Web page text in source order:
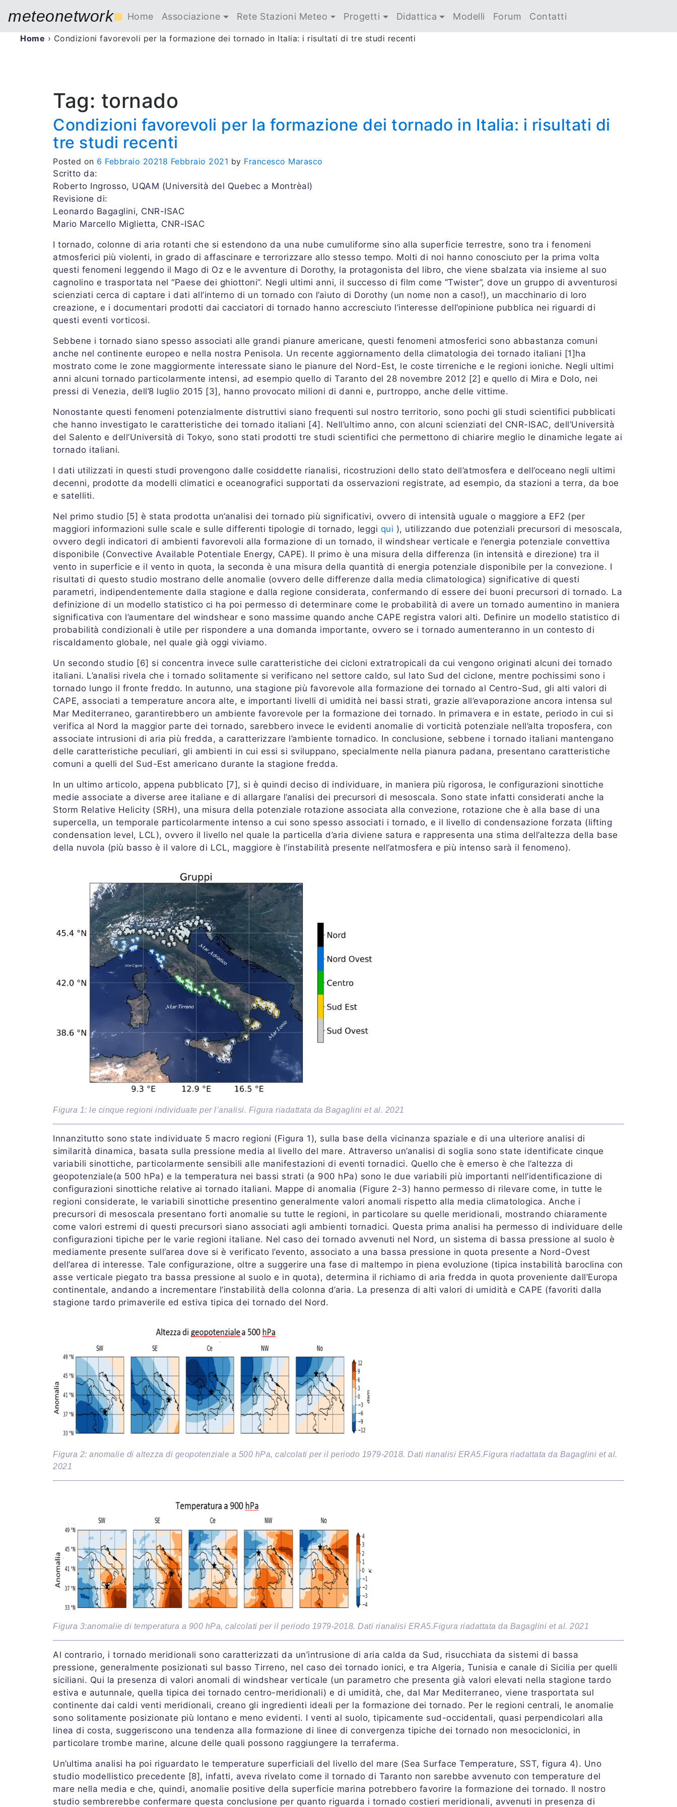
meteonetwork■ Home Associazione Rete Stazioni Meteo Progetti Didattica Modelli Forum Contatti
Home › Condizioni favorevoli per la formazione dei tornado in Italia: i risultati di tre studi recenti
Tag: tornado
Condizioni favorevoli per la formazione dei tornado in Italia: i risultati di
tre studi recenti
Posted on 6 Febbraio 20218 Febbraio 2021 by Francesco Marasco
Scritto da:
Roberto Ingrosso, UQAM (Università del Quebec a Montrèal)
Revisione di:
Leonardo Bagaglini, CNR-ISAC
Mario Marcello Miglietta, CNR-ISAC
I tornado, colonne di aria rotanti che si estendono da una nube cumuliforme sino alla superficie terrestre, sono tra i fenomeni
atmosferici più violenti, in grado di affascinare e terrorizzare allo stesso tempo. Molti di noi hanno conosciuto per la prima volta
questi fenomeni leggendo il Mago di Oz e le avventure di Dorothy, la protagonista del libro, che viene sbalzata via insieme al suo
cagnolino e trasportata nel “Paese dei ghiottoni”. Negli ultimi anni, il successo di film come “Twister”, dove un gruppo di avventurosi
scienziati cerca di captare i dati all’interno di un tornado con l’aiuto di Dorothy (un nome non a caso!), un macchinario di loro
creazione, e i documentari prodotti dai cacciatori di tornado hanno accresciuto l’interesse dell’opinione pubblica nei riguardi di
questi eventi vorticosi.
Sebbene i tornado siano spesso associati alle grandi pianure americane, questi fenomeni atmosferici sono abbastanza comuni
anche nel continente europeo e nella nostra Penisola. Un recente aggiornamento della climatologia dei tornado italiani [1]ha
mostrato come le zone maggiormente interessate siano le pianure del Nord-Est, le coste tirreniche e le regioni ioniche. Negli ultimi
anni alcuni tornado particolarmente intensi, ad esempio quello di Taranto del 28 novembre 2012 [2] e quello di Mira e Dolo, nei
pressi di Venezia, dell’8 luglio 2015 [3], hanno provocato milioni di danni e, purtroppo, anche delle vittime.
Nonostante questi fenomeni potenzialmente distruttivi siano frequenti sul nostro territorio, sono pochi gli studi scientifici pubblicati
che hanno investigato le caratteristiche dei tornado italiani [4]. Nell’ultimo anno, con alcuni scienziati del CNR-ISAC, dell’Università
del Salento e dell’Università di Tokyo, sono stati prodotti tre studi scientifici che permettono di chiarire meglio le dinamiche legate ai
tornado italiani.
I dati utilizzati in questi studi provengono dalle cosiddette rianalisi, ricostruzioni dello stato dell’atmosfera e dell’oceano negli ultimi
decenni, prodotte da modelli climatici e oceanografici supportati da osservazioni registrate, ad esempio, da stazioni a terra, da boe
e satelliti.
Nel primo studio [5] è stata prodotta un’analisi dei tornado più significativi, ovvero di intensità uguale o maggiore a EF2 (per
maggiori informazioni sulle scale e sulle differenti tipologie di tornado, leggi qui ), utilizzando due potenziali precursori di mesoscala,
ovvero degli indicatori di ambienti favorevoli alla formazione di un tornado, il windshear verticale e l’energia potenziale convettiva
disponibile (Convective Available Potentiale Energy, CAPE). Il primo è una misura della differenza (in intensità e direzione) tra il
vento in superficie e il vento in quota, la seconda è una misura della quantità di energia potenziale disponibile per la convezione. I
risultati di questo studio mostrano delle anomalie (ovvero delle differenze dalla media climatologica) significative di questi
parametri, indipendentemente dalla stagione e dalla regione considerata, confermando di essere dei buoni precursori di tornado. La
definizione di un modello statistico ci ha poi permesso di determinare come le probabilità di avere un tornado aumentino in maniera
significativa con l’aumentare del windshear e sono massime quando anche CAPE registra valori alti. Definire un modello statistico di
probabilità condizionali è utile per rispondere a una domanda importante, ovvero se i tornado aumenteranno in un contesto di
riscaldamento globale, nel quale già oggi viviamo.
Un secondo studio [6] si concentra invece sulle caratteristiche dei cicloni extratropicali da cui vengono originati alcuni dei tornado
italiani. L’analisi rivela che i tornado solitamente si verificano nel settore caldo, sul lato Sud del ciclone, mentre pochissimi sono i
tornado lungo il fronte freddo. In autunno, una stagione più favorevole alla formazione dei tornado al Centro-Sud, gli alti valori di
CAPE, associati a temperature ancora alte, e importanti livelli di umidità nei bassi strati, grazie all’evaporazione ancora intensa sul
Mar Mediterraneo, garantirebbero un ambiente favorevole per la formazione dei tornado. In primavera e in estate, periodo in cui si
verifica al Nord la maggior parte dei tornado, sarebbero invece le evidenti anomalie di vorticità potenziale nell’alta troposfera, con
associate intrusioni di aria più fredda, a caratterizzare l’ambiente tornadico. In conclusione, sebbene i tornado italiani mantengano
delle caratteristiche peculiari, gli ambienti in cui essi si sviluppano, specialmente nella pianura padana, presentano caratteristiche
comuni a quelli del Sud-Est americano durante la stagione fredda.
In un ultimo articolo, appena pubblicato [7], si è quindi deciso di individuare, in maniera più rigorosa, le configurazioni sinottiche
medie associate a diverse aree italiane e di allargare l’analisi dei precursori di mesoscala. Sono state infatti considerati anche la
Storm Relative Helicity (SRH), una misura della potenziale rotazione associata alla convezione, rotazione che è alla base di una
supercella, un temporale particolarmente intenso a cui sono spesso associati i tornado, e il livello di condensazione forzata (lifting
condensation level, LCL), ovvero il livello nel quale la particella d’aria diviene satura e rappresenta una stima dell’altezza della base
della nuvola (più basso è il valore di LCL, maggiore è l’instabilità presente nell’atmosfera e più intenso sarà il fenomeno).
Figura 1: le cinque regioni individuate per l’analisi. Figura riadattata da Bagaglini et al. 2021
Innanzitutto sono state individuate 5 macro regioni (Figura 1), sulla base della vicinanza spaziale e di una ulteriore analisi di
similarità dinamica, basata sulla pressione media al livello del mare. Attraverso un’analisi di soglia sono state identificate cinque
variabili sinottiche, particolarmente sensibili alle manifestazioni di eventi tornadici. Quello che è emerso è che l’altezza di
geopotenziale(a 500 hPa) e la temperatura nei bassi strati (a 900 hPa) sono le due variabili più importanti nell’identificazione di
configurazioni sinottiche relative ai tornado italiani. Mappe di anomalia (Figure 2-3) hanno permesso di rilevare come, in tutte le
regioni considerate, le variabili sinottiche presentino generalmente valori anomali rispetto alla media climatologica. Anche i
precursori di mesoscala presentano forti anomalie su tutte le regioni, in particolare su quelle meridionali, mostrando chiaramente
come valori estremi di questi precursori siano associati agli ambienti tornadici. Questa prima analisi ha permesso di individuare delle
configurazioni tipiche per le varie regioni italiane. Nel caso dei tornado avvenuti nel Nord, un sistema di bassa pressione al suolo è
mediamente presente sull’area dove si è verificato l’evento, associato a una bassa pressione in quota presente a Nord-Ovest
dell’area di interesse. Tale configurazione, oltre a suggerire una fase di maltempo in piena evoluzione (tipica instabilità baroclina con
asse verticale piegato tra bassa pressione al suolo e in quota), determina il richiamo di aria fredda in quota proveniente dall’Europa
continentale, andando a incrementare l’instabilità della colonna d’aria. La presenza di alti valori di umidità e CAPE (favoriti dalla
stagione tardo primaverile ed estiva tipica dei tornado del Nord.
Figura 2: anomalie di altezza di geopotenziale a 500 hPa, calcolati per il periodo 1979-2018. Dati rianalisi ERA5.Figura riadattata da Bagaglini et al.
2021
Figura 3:anomalie di temperatura a 900 hPa, calcolati per il periodo 1979-2018. Dati rianalisi ERA5.Figura riadattata da Bagaglini et al. 2021
Al contrario, i tornado meridionali sono caratterizzati da un’intrusione di aria calda da Sud, risucchiata da sistemi di bassa
pressione, generalmente posizionati sul basso Tirreno, nel caso dei tornado ionici, e tra Algeria, Tunisia e canale di Sicilia per quelli
siciliani. Qui la presenza di valori anomali di windshear verticale (un parametro che presenta già valori elevati nella stagione tardo
estiva e autunnale, quella tipica dei tornado centro-meridionali) e di umidità, che, dal Mar Mediterraneo, viene trasportata sul
continente dai caldi venti meridionali, creano gli ingredienti ideali per la formazione dei tornado. Per le regioni centrali, le anomalie
sono solitamente posizionate più lontano e meno evidenti. I venti al suolo, tipicamente sud-occidentali, quasi perpendicolari alla
linea di costa, suggeriscono una tendenza alla formazione di linee di convergenza tipiche dei tornado non mesociclonici, in
particolare trombe marine, alcune delle quali possono raggiungere la terraferma.
Un’ultima analisi ha poi riguardato le temperature superficiali del livello del mare (Sea Surface Temperature, SST, figura 4). Uno
studio modellistico precedente [8], infatti, aveva rivelato come il tornado di Taranto non sarebbe avvenuto con temperature del
mare nella media e che, quindi, anomalie positive della superficie marina potrebbero favorire la formazione dei tornado. Il nostro
studio sembrerebbe confermare questa conclusione per quanto riguarda i tornado costieri meridionali, avvenuti in presenza di